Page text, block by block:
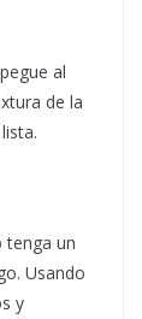
al
de la
tenga un
Usando
y